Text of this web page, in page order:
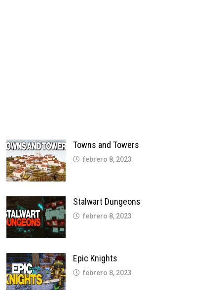
Towns and Towers
febrero 8, 2023
Stalwart Dungeons
febrero 8, 2023
Epic Knights
febrero 8, 2023